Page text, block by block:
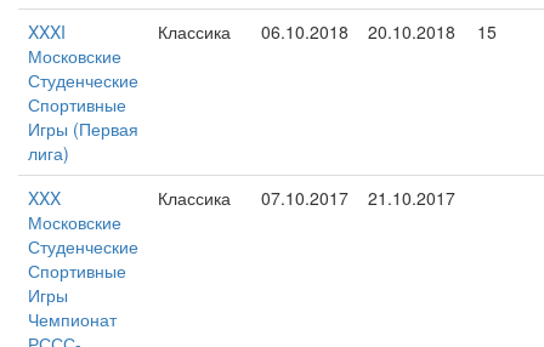
XXXI
Московские
Студенческие
Спортивные
Игры (Первая
лига)
Классика 06.10.2018 20.10.2018 15
XXX
Московские
Студенческие
Спортивные
Игры
Чемпионат
Классика 07.10.2017 21.10.2017